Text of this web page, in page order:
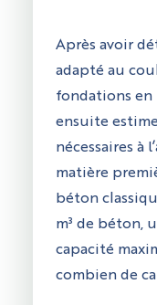
Après avoir
adapté au
fondations en
ensuite
nécessaires à
matière
béton
m³ de béton,
capacité
combien de